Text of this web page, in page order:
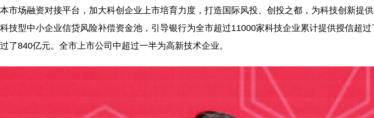
本市场融资对接平台，加大科创企业上市培育力度，打造国际风投、创投之都，为科技创新提
科技型中小企业信贷风险补偿资金池，引导银行为全市超过11000家科技企业累计提供授信超
过了840亿元。全市上市公司中超过一半为高新技术企业。